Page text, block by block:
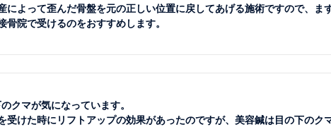
によって歪んだ骨盤を元の正しい位置に戻してあげる施術ですので、
骨院で受けるのをおすすめします。
クマが気になっています。
受けた時にリフトアップの効果があったのですが、美容鍼は目の下のク